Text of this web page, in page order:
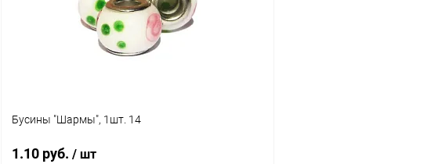
В избранное Под заказ
Бусины "Шармы", 1шт. 14
1.10 руб. / шт